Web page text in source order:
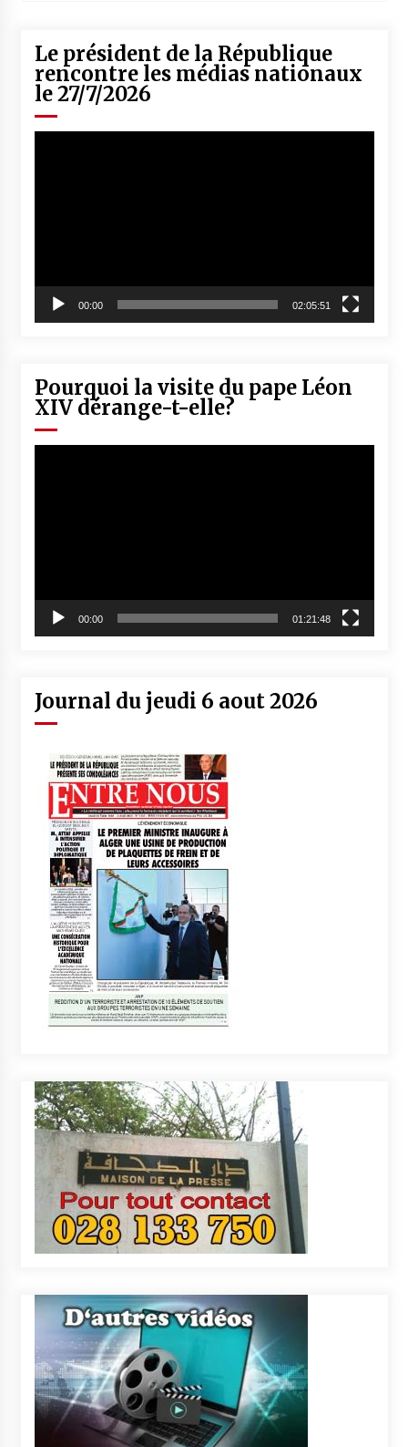
Le président de la République
rencontre les médias nationaux
le 27/7/2026
00:00 02:05:51
Pourquoi la visite du pape Léon
XIV dérange-t-elle?
00:00 01:21:48
Journal du jeudi 6 aout 2026